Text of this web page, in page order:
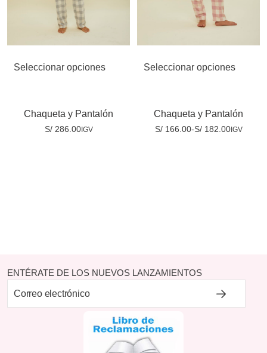
Seleccionar opciones
Chaqueta y Pantalón
S/286.00IGV
Seleccionar opciones
Chaqueta y Pantalón
S/166.00-S/182.00IGV
ENTÉRATE DE LOS NUEVOS LANZAMIENTOS